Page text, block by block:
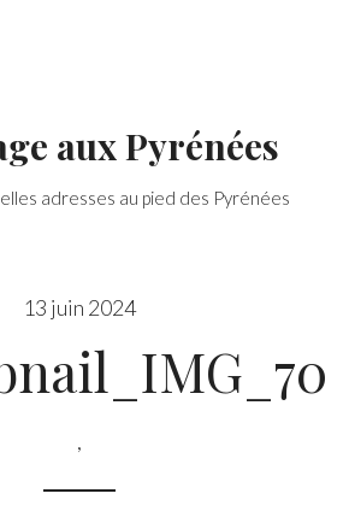
aux Pyrénées
adresses au pied des Pyrénées
13 juin 2024
,